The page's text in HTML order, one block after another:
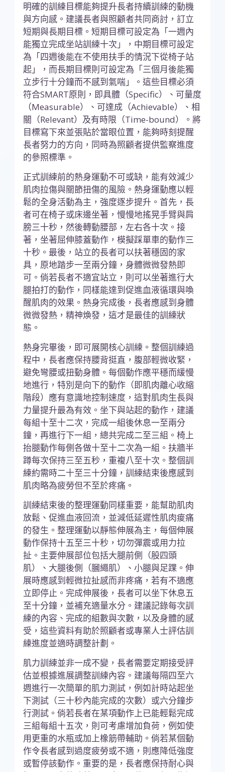
明確的訓練目標能夠提升長者持續訓練的動機
與方向感。建議長者與照顧者共同商討，訂立
短期與長期目標。短期目標可設定為「一週內
能獨立完成坐站訓練十次」，中期目標可設定
為「四週後能在不使用扶手的情況下從椅子站
起」，而長期目標則可設定為「三個月後能獨
立步行十分鐘而不感到氣喘」。這些目標必須
符合SMART原則，即具體（Specific）、可量度
（Measurable）、可達成（Achievable）、相
關（Relevant）及有時限（Time-bound）。將
目標寫下來並張貼於當眼位置，能夠時刻提醒
長者努力的方向，同時為照顧者提供監察進度
的參照標準。
正式訓練前的熱身運動不可或缺，能有效減少
肌肉拉傷與關節扭傷的風險。熱身運動應以輕
鬆的全身活動為主，強度逐步提升。首先，長
者可在椅子或床邊坐著，慢慢地搖晃手臂與肩
膀三十秒，然後轉動腰部，左右各十次。接
著，坐著屈伸膝蓋動作，模擬踩單車的動作三
十秒。最後，站立的長者可以扶著穩固的家
具，原地踏步一至兩分鐘，身體微微發熱即
可。倘若長者不適宜站立，則可以坐著進行大
腿拍打的動作，同樣能達到促進血液循環與喚
醒肌肉的效果。熱身完成後，長者應感到身體
微微發熱，精神煥發，這才是最佳的訓練狀
態。
熱身完畢後，即可展開核心訓練。整個訓練過
程中，長者應保持腰背挺直，腹部輕微收緊，
避免彎腰或扭動身體。每個動作應平穩而緩慢
地進行，特別是向下的動作（即肌肉離心收縮
階段）應有意識地控制速度，這對肌肉生長與
力量提升最為有效。坐下與站起的動作，建議
每組十至十二次，完成一組後休息一至兩分
鐘，再進行下一組，總共完成二至三組。椅上
抬腿動作每側各做十至十二次為一組。扶牆半
蹲每次保持三至五秒，重複八至十次。整個訓
練約需時二十至三十分鐘，訓練結束後應感到
肌肉略為疲勞但不至於疼痛。
訓練結束後的整理運動同樣重要，能幫助肌肉
放鬆、促進血液回流，並減低延遲性肌肉痠痛
的發生。整理運動以靜態伸展為主，每個伸展
動作保持十五至三十秒，切勿彈震或用力拉
扯。主要伸展部位包括大腿前側（股四頭
肌）、大腿後側（膕繩肌）、小腿與足踝。伸
展時應感到輕微拉扯感而非疼痛，若有不適應
立即停止。完成伸展後，長者可以坐下休息五
至十分鐘，並補充適量水分。建議記錄每次訓
練的內容、完成的組數與次數，以及身體的感
受，這些資料有助於照顧者或專業人士評估訓
練進度並適時調整計劃。
肌力訓練並非一成不變，長者需要定期接受評
估並根據進展調整訓練內容。建議每隔四至六
週進行一次簡單的肌力測試，例如計時站起坐
下測試（三十秒內能完成的次數）或六分鐘步
行測試。倘若長者在某項動作上已能輕鬆完成
三組每組十五次，則可考慮增加負荷，例如使
用更重的水瓶或加上橡筋帶輔助。倘若某個動
作令長者感到過度疲勞或不適，則應降低強度
或暫停該動作。重要的是，長者應保持耐心與